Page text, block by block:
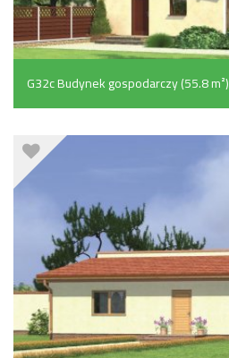
G32c Budynek gospodarczy (55.8 m²)